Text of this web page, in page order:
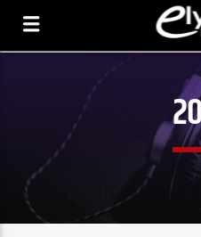
RADIO
POSITIVE ET